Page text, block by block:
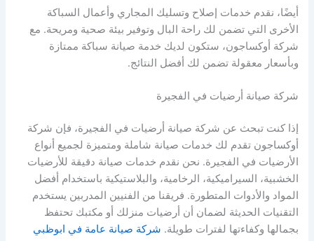
أيضًا، نقدم خدمات إصلاح وتسليك المجاري وأعمال السباكة
الأخرى التي تضمن لك راحة البال وتوفير بيئة صحية ومريحة. مع
شركة أوكساجون، ستكون لديك خدمة صيانة سباكة ممتازة
وبأسعار معقولة تضمن لك أفضل النتائج.
شركة صيانة أرضيات في الفجيرة
إذا كنت تبحث عن شركة صيانة أرضيات في الفجيرة، فإن شركة
أوكساجون تقدم لك خدمات صيانة شاملة ومتميزة لجميع أنواع
الأرضيات في الفجيرة. نحن نقدم خدمات صيانة دقيقة للأرضيات
الخشبية، السيراميكية، الرخامية، والبلاستيكية باستخدام أفضل
المواد والأدوات المتطورة. فريقنا من الفنيين المدربين يستخدم
التقنيات الحديثة لضمان أن أرضيات منزلك أو مكتبك تحتفظ
بجمالها وكفاءتها لفترات طويلة. شركة صيانة عامة في ابوظبي